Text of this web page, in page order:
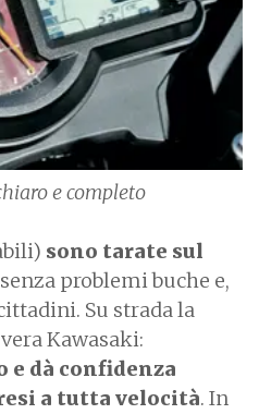
e completo
sono tarate sul
problemi buche e,
Su strada la
Kawasaki:
e dà confidenza
a tutta velocità. In